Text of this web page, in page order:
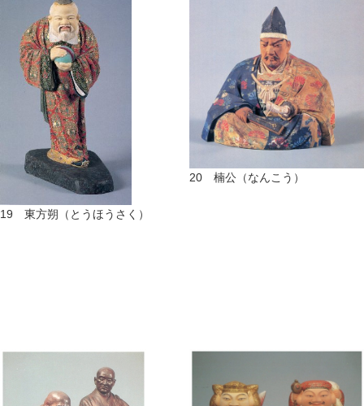
19 東方朔（とうほうさく）
20 楠公（なんこう）